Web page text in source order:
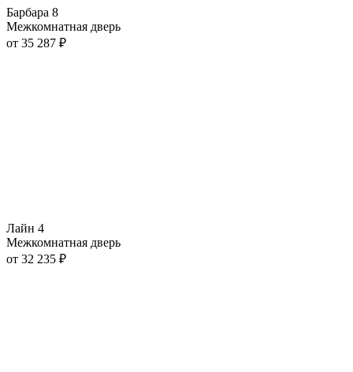
Барбара 8
Межкомнатная дверь
от 35 287 ₽
Лайн 4
Межкомнатная дверь
от 32 235 ₽